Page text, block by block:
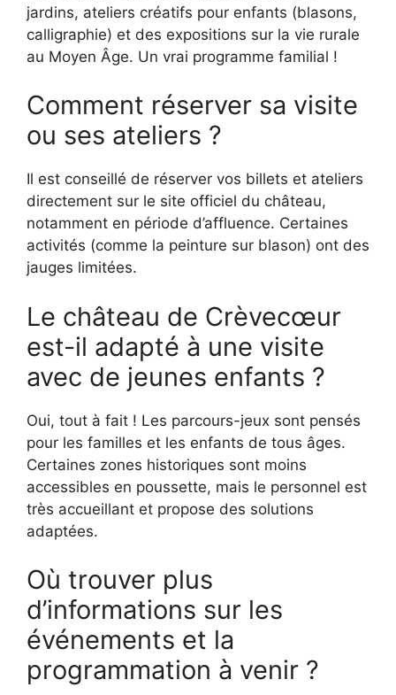
jardins, ateliers créatifs pour enfants (blasons,
calligraphie) et des expositions sur la vie rurale
au Moyen Âge. Un vrai programme familial !
Comment réserver sa visite
ou ses ateliers ?
Il est conseillé de réserver vos billets et ateliers
directement sur le site officiel du château,
notamment en période d’affluence. Certaines
activités (comme la peinture sur blason) ont des
jauges limitées.
Le château de Crèvecœur
est-il adapté à une visite
avec de jeunes enfants ?
Oui, tout à fait ! Les parcours-jeux sont pensés
pour les familles et les enfants de tous âges.
Certaines zones historiques sont moins
accessibles en poussette, mais le personnel est
très accueillant et propose des solutions
adaptées.
Où trouver plus
d’informations sur les
événements et la
programmation à venir ?